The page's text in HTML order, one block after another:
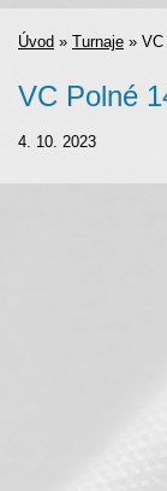
Úvod » Turnaje » VC
VC Polné
4. 10. 2023